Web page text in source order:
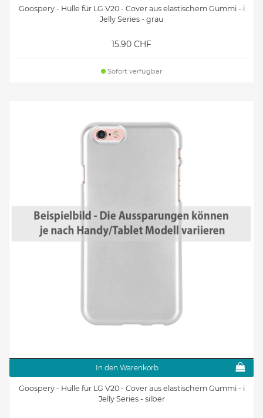
Goospery - Hülle für LG V20 - Cover aus elastischem Gummi - i
Jelly Series - grau
15.90 CHF
Sofort verfügbar
In den Warenkorb
Goospery - Hülle für LG V20 - Cover aus elastischem Gummi - i
Jelly Series - silber